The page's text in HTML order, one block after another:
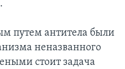
путем антитела были
неназванного
стоит задача